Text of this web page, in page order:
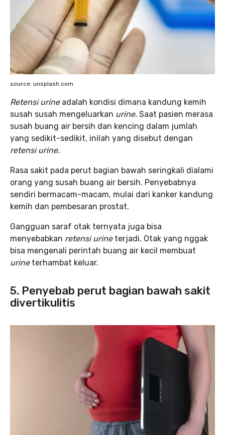
source: unsplash.com
Retensi urine adalah kondisi dimana kandung kemih
susah susah mengeluarkan urine. Saat pasien merasa
susah buang air bersih dan kencing dalam jumlah
yang sedikit-sedikit, inilah yang disebut dengan
retensi urine.
Rasa sakit pada perut bagian bawah seringkali dialami
orang yang susah buang air bersih. Penyebabnya
sendiri bermacam-macam, mulai dari kanker kandung
kemih dan pembesaran prostat.
Gangguan saraf otak ternyata juga bisa
menyebabkan retensi urine terjadi. Otak yang nggak
bisa mengenali perintah buang air kecil membuat
urine terhambat keluar.
5. Penyebab perut bagian bawah sakit
divertikulitis